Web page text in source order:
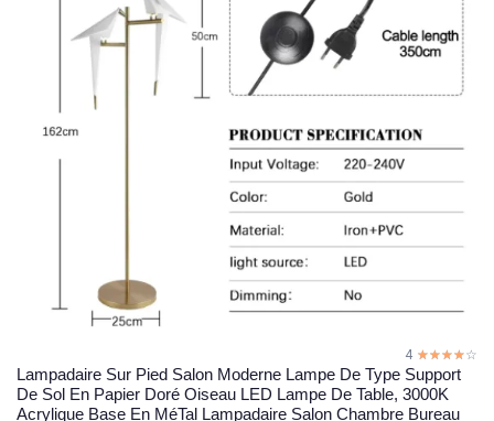
4 ☆☆☆☆☆
★★★★★
Lampadaire Sur Pied Salon Moderne Lampe De Type Support
De Sol En Papier Doré Oiseau LED Lampe De Table, 3000K
Acrylique Base En MéTal Lampadaire Salon Chambre Bureau